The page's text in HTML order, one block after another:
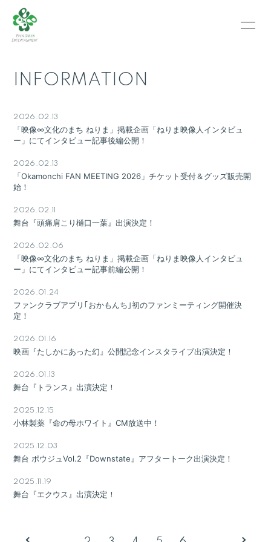
SCHEDULE PROFILE
VIDEO
INFORMATION
2026.02.13
「映像∞文化のまち ねりま」掲載企画「ねりま映像人インタビュ
ー」にてインタビュー記事後編公開！
2026.02.13
「Okamonchi FAN MEETING 2026」チケット受付＆グッズ販売開
始！
2026.02.11
舞台『頭痛肩こり樋口一葉』出演決定！
2026.02.06
「映像∞文化のまち ねりま」掲載企画「ねりま映像人インタビュ
ー」にてインタビュー記事前編公開！
2026.01.24
ファンクラブアプリ｢おかもんち｣初のファンミーティング開催決
定！
2026.01.16
映画『たしかにあった幻』公開記念インスタライブ出演決定！
2026.01.13
舞台『トランス』出演決定！
2025.12.15
小林製薬『命の母ホワイト』CM放送中！
2025.12.03
舞台 ポウジュVol.2『Downstate』アフタートーク出演決定！
2025.11.19
舞台『エクウス』出演決定！